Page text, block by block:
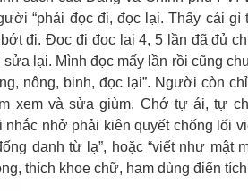
“phải đọc đi, đọc lại. Thấy cái
đi. Đọc đi đọc lại 4, 5 lần đã đủ
lại. Mình đọc mấy lần rồi cũng
nông, binh, đọc lại”. Người còn
xem và sửa giùm. Chớ tự ái, tự
nhở phải kiên quyết chống lối
danh từ lạ”, hoặc “viết như mật
thích khoe chữ, ham dùng điển